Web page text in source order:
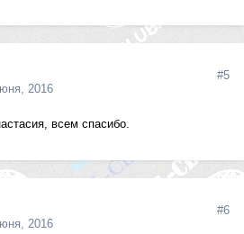
2016
#5
всем спасибо.
2016
#6